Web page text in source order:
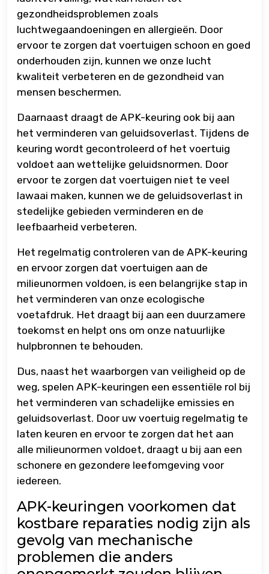
gezondheidsproblemen zoals
luchtwegaandoeningen en allergieën. Door
ervoor te zorgen dat voertuigen schoon en goed
onderhouden zijn, kunnen we onze lucht
kwaliteit verbeteren en de gezondheid van
mensen beschermen.
Daarnaast draagt de APK-keuring ook bij aan
het verminderen van geluidsoverlast. Tijdens de
keuring wordt gecontroleerd of het voertuig
voldoet aan wettelijke geluidsnormen. Door
ervoor te zorgen dat voertuigen niet te veel
lawaai maken, kunnen we de geluidsoverlast in
stedelijke gebieden verminderen en de
leefbaarheid verbeteren.
Het regelmatig controleren van de APK-keuring
en ervoor zorgen dat voertuigen aan de
milieunormen voldoen, is een belangrijke stap in
het verminderen van onze ecologische
voetafdruk. Het draagt bij aan een duurzamere
toekomst en helpt ons om onze natuurlijke
hulpbronnen te behouden.
Dus, naast het waarborgen van veiligheid op de
weg, spelen APK-keuringen een essentiële rol bij
het verminderen van schadelijke emissies en
geluidsoverlast. Door uw voertuig regelmatig te
laten keuren en ervoor te zorgen dat het aan
alle milieunormen voldoet, draagt u bij aan een
schonere en gezondere leefomgeving voor
iedereen.
APK-keuringen voorkomen dat
kostbare reparaties nodig zijn als
gevolg van mechanische
problemen die anders